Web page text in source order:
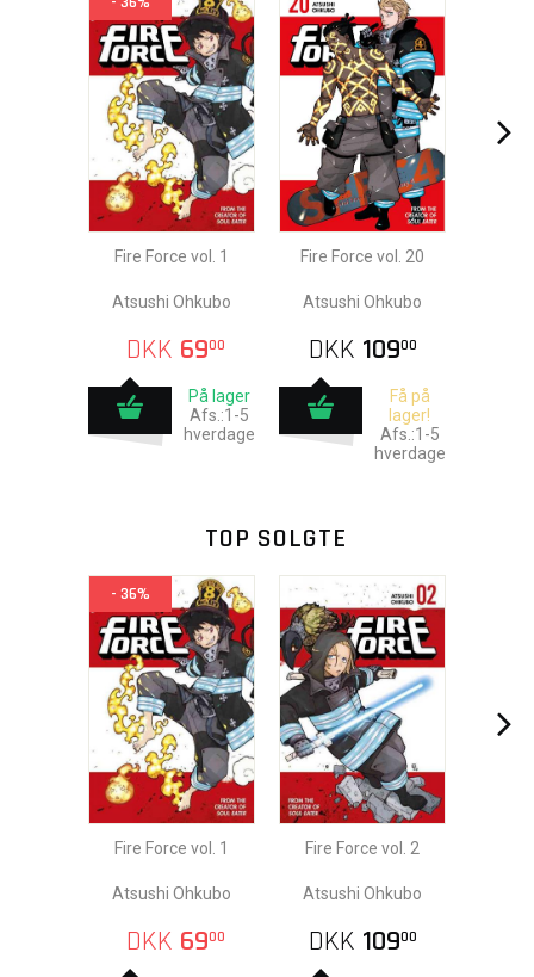
Fire Force vol. 1
Atsushi Ohkubo
DKK 6900
På lager
Afs.:1-5
hverdage
Fire Force vol. 20
Atsushi Ohkubo
DKK 10900
Få på
lager!
Afs.:1-5
hverdage
TOP SOLGTE
- 36%
Fire Force vol. 1
Atsushi Ohkubo
DKK 6900
Fire Force vol. 2
Atsushi Ohkubo
DKK 10900